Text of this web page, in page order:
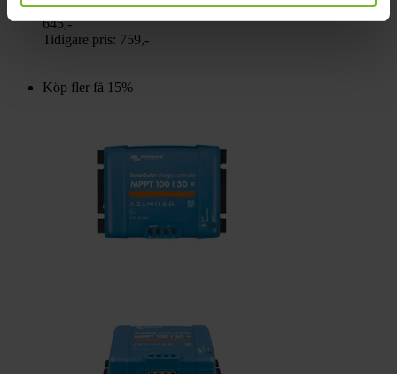
645,-
Tidigare pris: 759,-
Köp fler få 15%